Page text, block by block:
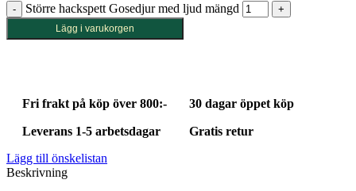
Större hackspett Gosedjur med ljud mängd
Lägg i varukorgen
Fri frakt på köp över 800:- 30 dagar öppet köp
Leverans 1-5 arbetsdagar
Gratis retur
Lägg till önskelistan
Beskrivning